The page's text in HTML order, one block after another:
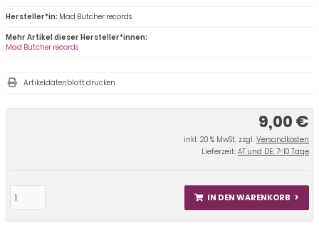
9,00 €
inkl. 20 % MwSt. zzgl. Versandkosten
Lieferzeit: AT und DE: 7-10 Tage
IN DEN WARENKORB
Hersteller*in: Mad Butcher records
Mehr Artikel dieser Hersteller*innen:
Mad Butcher records
Artikeldatenblatt drucken